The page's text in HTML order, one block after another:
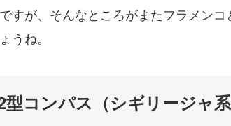
すが、そんなところがまたフラメン
うね。
型コンパス（シギリージャ系